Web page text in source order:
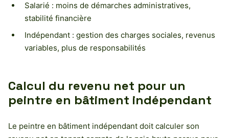
Salarié : moins de démarches administratives,
stabilité financière
Indépendant : gestion des charges sociales, revenus
variables, plus de responsabilités
Calcul du revenu net pour un
peintre en bâtiment indépendant
Le peintre en bâtiment indépendant doit calculer son